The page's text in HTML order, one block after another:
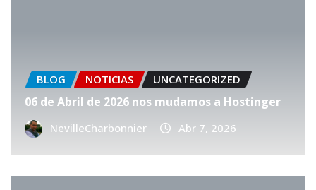
BLOG NOTICIAS UNCATEGORIZED
06 de Abril de 2026 nos mudamos a Hostinger
NevilleCharbonnier Abr 7, 2026